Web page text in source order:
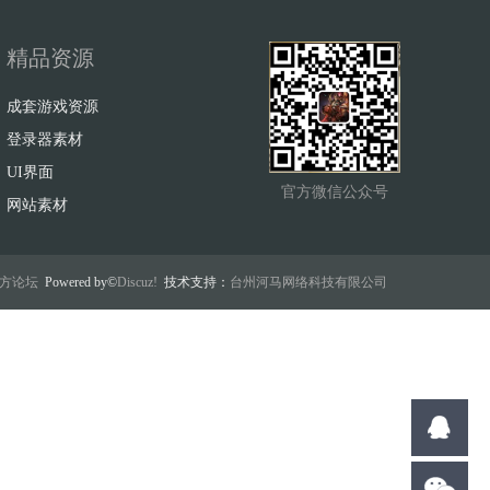
精品资源
成套游戏资源
登录器素材
UI界面
网站素材
官方微信公众号
论坛 Powered by©Discuz! 技术支持： 台州河马网络科技有限公司